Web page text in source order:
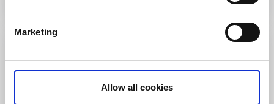
Marketing
Allow all cookies